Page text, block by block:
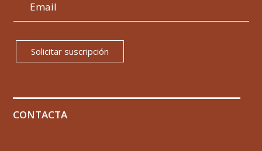
Solicitar suscripción
CONTACTA